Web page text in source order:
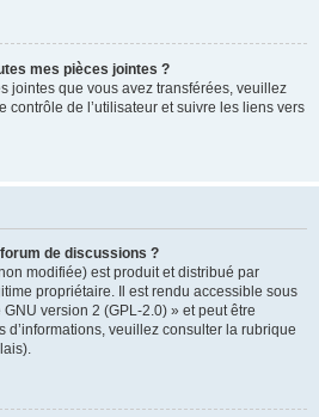
mes pièces jointes ?
jointes que vous avez transférées, veuillez
contrôle de l’utilisateur et suivre les liens vers
de discussions ?
modifiée) est produit et distribué par
propriétaire. Il est rendu accessible sous
version 2 (GPL-2.0) » et peut être
d’informations, veuillez consulter la rubrique